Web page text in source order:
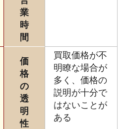
業
時
間
価
格
の
透
明
性
買取価格が不
明瞭な場合が
多く、価格の
説明が十分で
はないことが
ある